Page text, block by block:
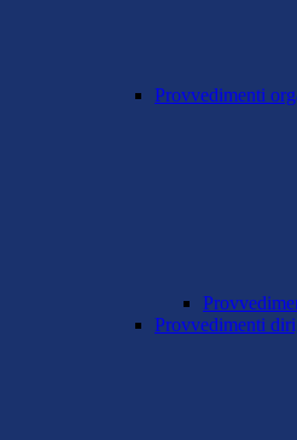
Provvedimenti
Provvedimenti